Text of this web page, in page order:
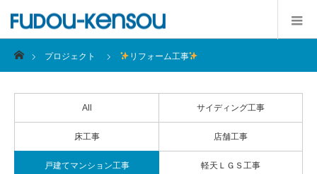
プロジェクト リフォーム工事
All サイディング工事
床工事 店舗工事
戸建てマンション工事 軽天ＬＧＳ工事